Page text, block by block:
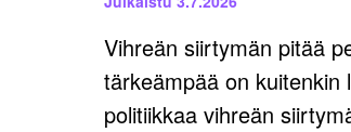
Vihreän siirtymän pitää
tärkeämpää on
politiikkaa vihreän